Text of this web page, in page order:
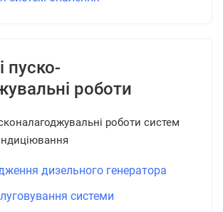
пуско-
роботи
роботи систем
дизельного генератора
системи